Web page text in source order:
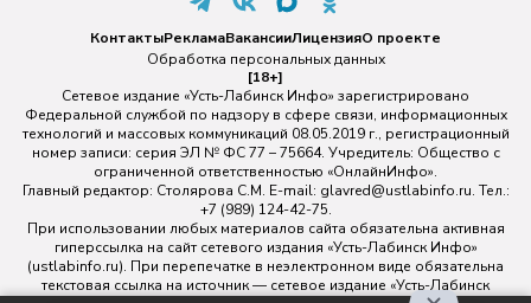
КонтактыРекламаВакансииЛицензияО проекте
Обработка персональных данных
[18+]
Сетевое издание «Усть-Лабинск Инфо» зарегистрировано
Федеральной службой по надзору в сфере связи, информационных
технологий и массовых коммуникаций 08.05.2019 г., регистрационный
номер записи: серия ЭЛ № ФС 77 – 75664. Учредитель: Общество с
ограниченной ответственностью «ОнлайнИнфо».
Главный редактор: Столярова С.М. E-mail: glavred@ustlabinfo.ru. Тел.:
+7 (989) 124-42-75.
При использовании любых материалов сайта обязательна активная
гиперссылка на сайт сетевого издания «Усть-Лабинск Инфо»
(ustlabinfo.ru). При перепечатке в неэлектронном виде обязательна
текстовая ссылка на источник — сетевое издание «Усть-Лабинск